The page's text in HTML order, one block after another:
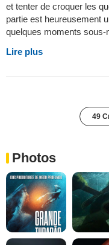
et tenter de croquer les
partie est heureusement
quelques moments
Lire plus
49
Photos